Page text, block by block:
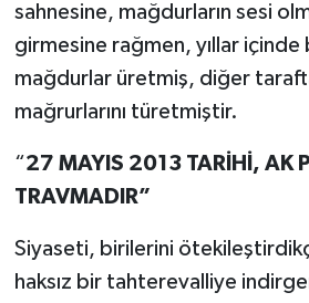
sahnesine, mağdurların sesi
girmesine rağmen, yıllar
mağdurlar üretmiş, diğer
mağrurlarını türetmiştir.
“27 MAYIS 2013 TARİHİ, AK
TRAVMADIR”
Siyaseti, birilerini
haksız bir tahterevalliye